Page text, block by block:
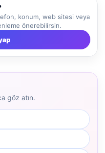
konum, web sitesi veya
önerebilirsin.
göz atın.